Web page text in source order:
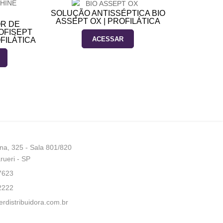
DE
SOLUÇÃO ANTISSÉPTICA BIO
ASSEPT OX | PROFILÁTICA
ACESSAR
325 - Sala 801/820
- SP